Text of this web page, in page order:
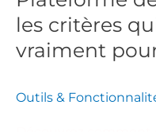
les critères
vraiment
Outils &
choisir